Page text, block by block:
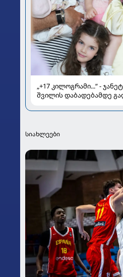
„+17 კილოგრამი...“ -
შვილის დაბადებამდე
სიახლეები